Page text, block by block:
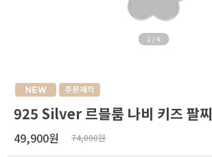
1 /4
925 Silver 르블룸 나비 키즈 팔찌
49,900원 74,000원